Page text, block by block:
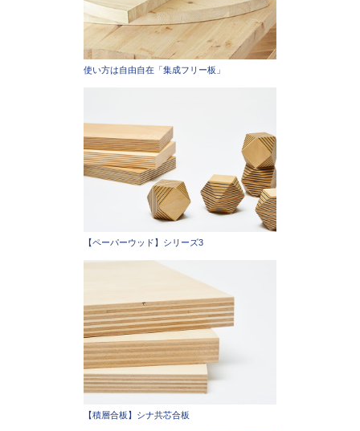
使い方は自由自在「集成フリー板」
【ペーパーウッド】シリーズ3
【積層合板】シナ共芯合板